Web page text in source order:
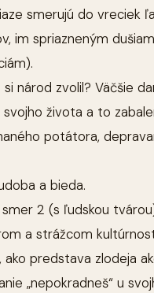
smerujú do vreciek
im spriazneným
si národ zvolil? Väčšie
svojho života a to
potátora,
a bieda.
smer 2 (s ľudskou
a strážcom
ako predstava zlodeja
„nepokradneš“ u